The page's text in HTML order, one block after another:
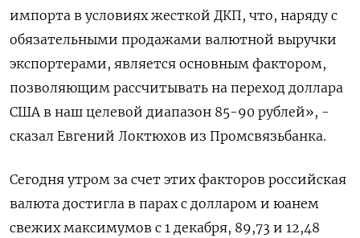
импорта в условиях жесткой ДКП, что, наряду с
обязательными продажами валютной выручки
экспортерами, является основным фактором,
позволяющим рассчитывать на переход доллара
США в наш целевой диапазон 85-90 рублей», -
сказал Евгений Локтюхов из Промсвязьбанка.
Сегодня утром за счет этих факторов российская
валюта достигла в парах с долларом и юанем
свежих максимумов с 1 декабря, 89,73 и 12,48